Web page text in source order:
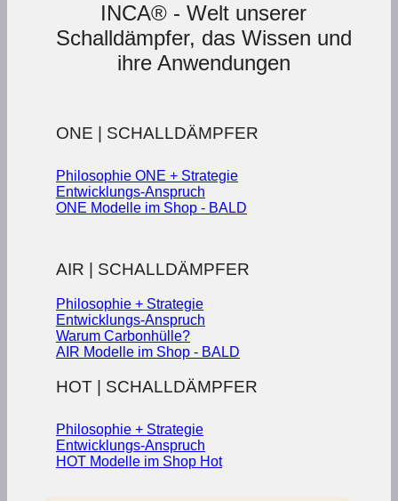
INCA® - Welt unserer
Schalldämpfer, das Wissen und
ihre Anwendungen
ONE | SCHALLDÄMPFER
Philosophie ONE + Strategie
Entwicklungs-Anspruch
ONE Modelle im Shop - BALD
AIR | SCHALLDÄMPFER
Philosophie + Strategie
Entwicklungs-Anspruch
Warum Carbonhülle?
AIR Modelle im Shop - BALD
HOT | SCHALLDÄMPFER
Philosophie + Strategie
Entwicklungs-Anspruch
HOT Modelle im Shop